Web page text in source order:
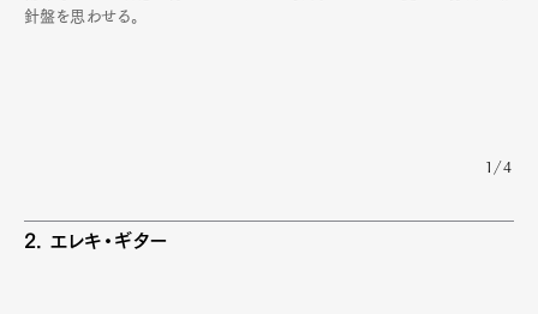
針盤を思わせる。
1/4
2. エレキ・ギター